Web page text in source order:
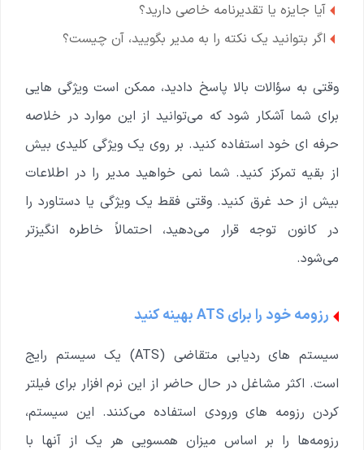
آیا جایزه یا تقدیرنامه خاصی دارید؟
اگر بتوانید یک نکته را به مدیر بگویید، آن چیست؟
وقتی به سؤالات بالا پاسخ دادید، ممکن است ویژگی هایی
برای شما آشکار شود که می‌توانید از این موارد در خلاصه
حرفه ای خود استفاده کنید. بر روی یک ویژگی کلیدی بیش
از بقیه تمرکز کنید. شما نمی خواهید مدیر را در اطلاعات
بیش از حد غرق کنید. وقتی فقط یک ویژگی یا دستاورد را
در کانون توجه قرار می‌دهید، احتمالاً خاطره انگیزتر
می‌شود.
رزومه خود را برای ATS بهینه کنید
سیستم های ردیابی متقاضی (ATS) یک سیستم رایج
است. اکثر مشاغل در حال حاضر از این نرم افزار برای فیلتر
کردن رزومه های ورودی استفاده می‌کنند. این سیستم،
رزومه‌ها را بر اساس میزان همسویی هر یک از آنها با